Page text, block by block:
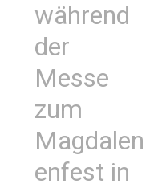
während
der
Messe
zum
Magdalen
enfest in